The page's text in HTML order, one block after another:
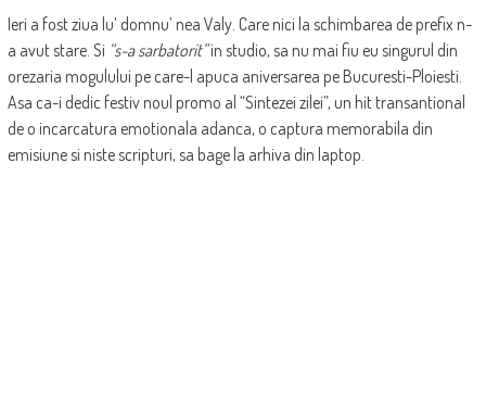
Ieri a fost ziua lu’ domnu’ nea Valy. Care nici la schimbarea de prefix n-
a avut stare. Si “s-a sarbatorit”in studio, sa nu mai fiu eu singurul din
orezaria mogulului pe care-l apuca aniversarea pe Bucuresti-Ploiesti.
Asa ca-i dedic festiv noul promo al “Sintezei zilei”, un hit transantional
de o incarcatura emotionala adanca, o captura memorabila din
emisiune si niste scripturi, sa bage la arhiva din laptop.